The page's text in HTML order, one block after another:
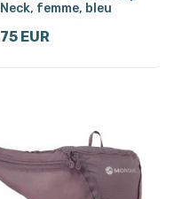
Neck, femme, bleu
75 EUR